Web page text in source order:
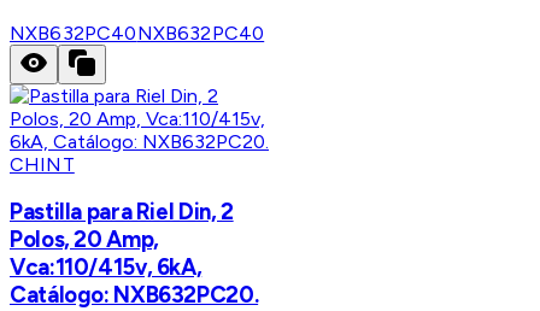
NXB632PC40NXB632PC40
CHINT
Pastilla para Riel Din, 2
Polos, 20 Amp,
Vca:110/415v, 6kA,
Catálogo: NXB632PC20.